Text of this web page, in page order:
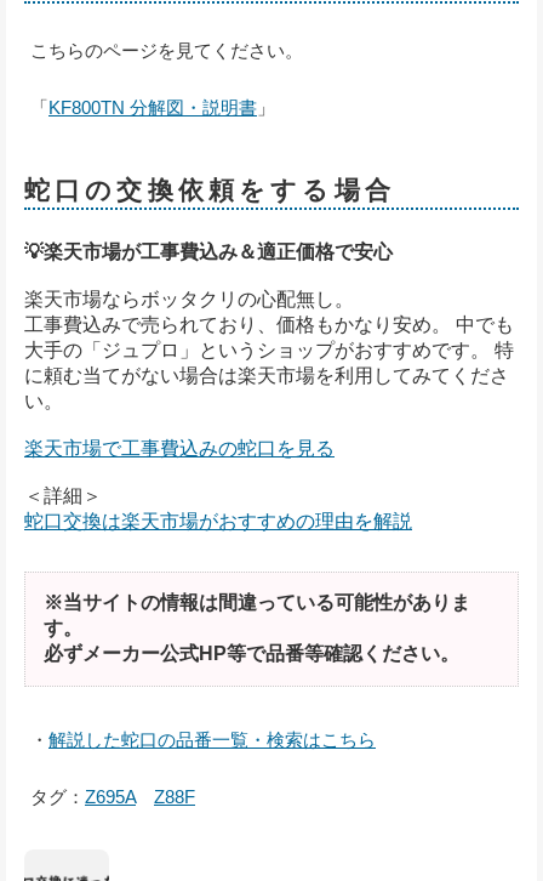
こちらのページを見てください。
「KF800TN 分解図・説明書 」
蛇口の交換依頼をする場合
💡楽天市場が工事費込み＆適正価格で安心
楽天市場ならボッタクリの心配無し。
工事費込みで売られており、価格もかなり安め。 中でも
大手の「ジュプロ」というショップがおすすめです。 特
に頼む当てがない場合は楽天市場を利用してみてくださ
い。
楽天市場で工事費込みの蛇口を見る
＜詳細＞
蛇口交換は楽天市場がおすすめの理由を解説
※当サイトの情報は間違っている可能性がありま
す。
必ずメーカー公式HP等で品番等確認ください。
・ 解説した蛇口の品番一覧・検索はこちら
タグ： Z695A Z88F